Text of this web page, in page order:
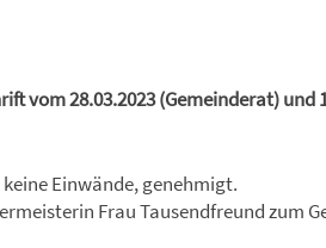
vom 28.03.2023 (Gemeinderat) und
Einwände, genehmigt.
Frau Tausendfreund zum